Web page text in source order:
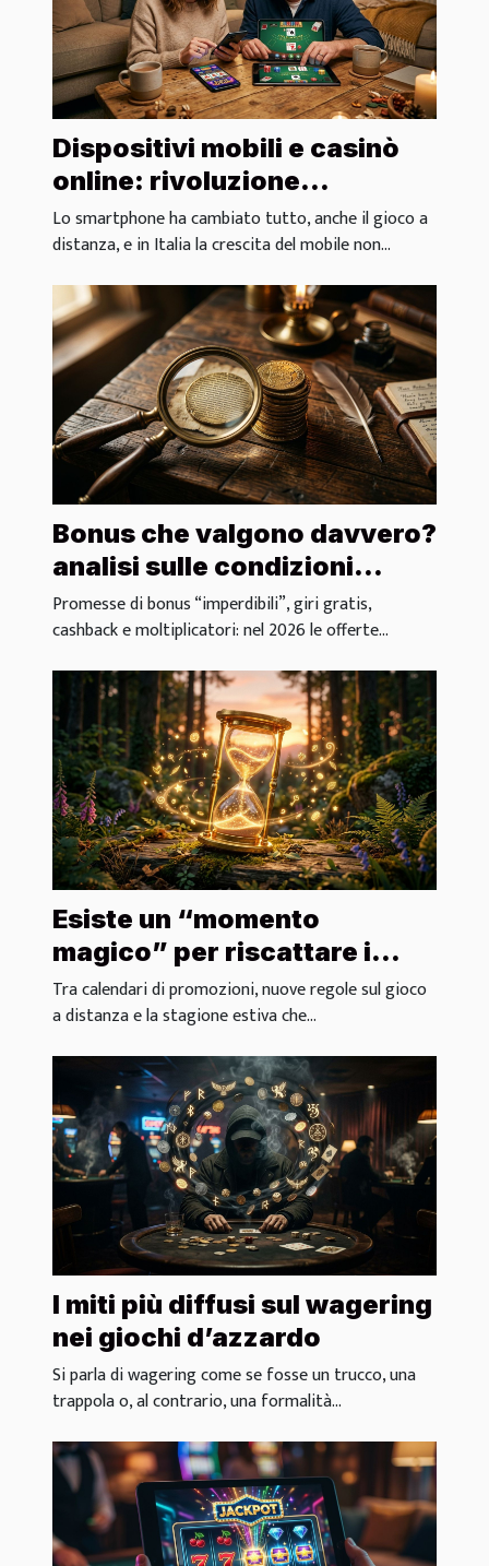
Dispositivi mobili e casinò
online: rivoluzione
silenziosa nel modo di
giocare
Lo smartphone ha cambiato tutto, anche il gioco a
distanza, e in Italia la crescita del mobile non...
Bonus che valgono davvero?
analisi sulle condizioni
nascoste da scoprire
Promesse di bonus “imperdibili”, giri gratis,
cashback e moltiplicatori: nel 2026 le offerte...
Esiste un “momento
magico” per riscattare i
migliori bonus?
Tra calendari di promozioni, nuove regole sul gioco
a distanza e la stagione estiva che...
I miti più diffusi sul wagering
nei giochi d’azzardo
Si parla di wagering come se fosse un trucco, una
trappola o, al contrario, una formalità...